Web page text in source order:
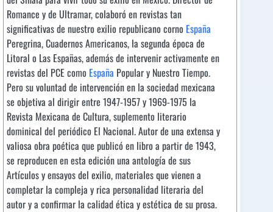
Romance y de Ultramar, colaboró en revistas tan
significativas de nuestro exilio republicano corno España
Peregrina, Cuadernos Americanos, la segunda época de
Litoral o Las Españas, además de intervenir activamente en
revistas del PCE como España Popular y Nuestro Tiempo.
Pero su voluntad de intervención en la sociedad mexicana
se objetiva al dirigir entre 1947-1957 y 1969-1975 la
Revista Mexicana de Cultura, suplemento literario
dominical del periódico El Nacional. Autor de una extensa y
valiosa obra poética que publicó en libro a partir de 1943,
se reproducen en esta edición una antología de sus
Artículos y ensayos del exilio, materiales que vienen a
completar la compleja y rica personalidad literaria del
autor y a confirmar la calidad ética y estética de su prosa.